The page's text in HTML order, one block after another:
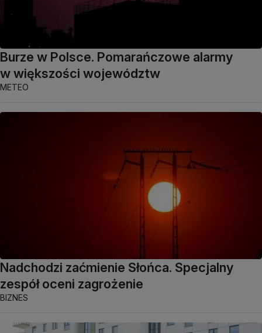
Burze w Polsce. Pomarańczowe alarmy
w większości województw
METEO
Nadchodzi zaćmienie Słońca. Specjalny
zespół oceni zagrożenie
BIZNES